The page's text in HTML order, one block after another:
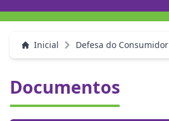
Inicial Defesa do Consumidor
Documentos